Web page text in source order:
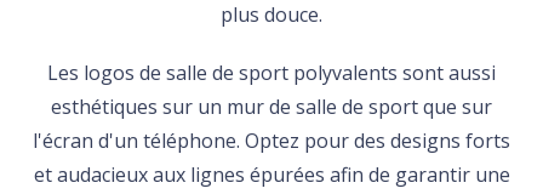
plus douce.
Les logos de salle de sport polyvalents sont aussi
esthétiques sur un mur de salle de sport que sur
l'écran d'un téléphone. Optez pour des designs forts
et audacieux aux lignes épurées afin de garantir une